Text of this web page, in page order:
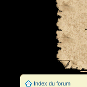
Index du forum